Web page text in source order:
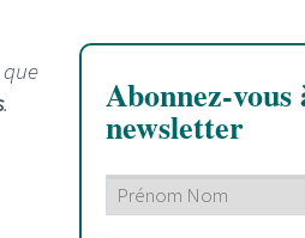
que
. Abonnez-
newsletter